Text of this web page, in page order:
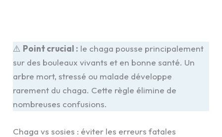
⚠️ Point crucial : le chaga pousse principalement
sur des bouleaux vivants et en bonne santé. Un
arbre mort, stressé ou malade développe
rarement du chaga. Cette règle élimine de
nombreuses confusions.
Chaga vs sosies : éviter les erreurs fatales